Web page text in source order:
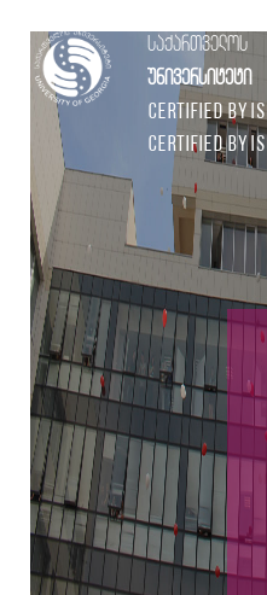
საქართველოს
უნივერსიტეტი
Certified by
Certified by